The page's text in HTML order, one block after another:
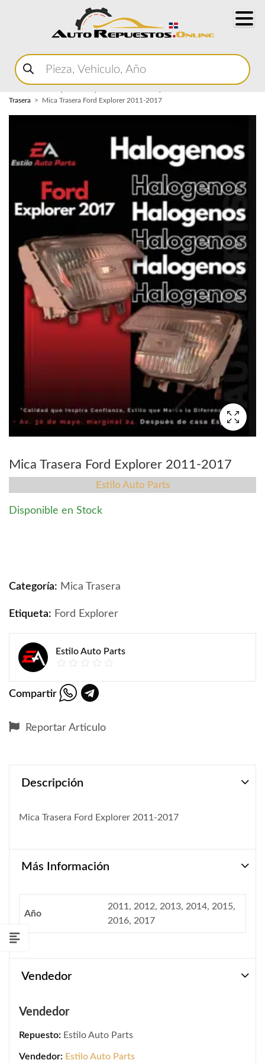
Buscar
productos
Trasera
Mica Trasera Ford Explorer 2011-2017
Mica Trasera Ford Explorer 2011-2017
Estilo Auto Parts
Disponible en Stock
Categoría: Mica Trasera
Etiqueta: Ford Explorer
Estilo Auto Parts
Compartir
Reportar Articulo
Descripción
Mica Trasera Ford Explorer 2011-2017
Más Información
Año
2011, 2012, 2013, 2014, 2015,
2016, 2017
Vendedor
Vendedor
Repuesto: Estilo Auto Parts
Vendedor: Estilo Auto Parts